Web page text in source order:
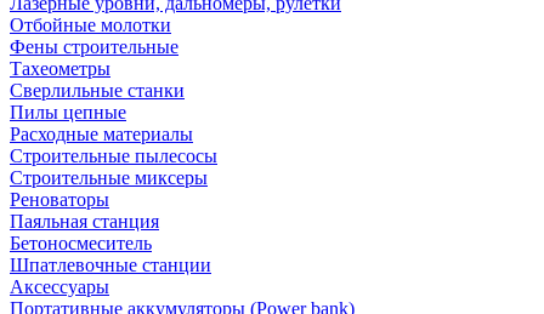
Отбойные молотки
Фены строительные
Тахеометры
Сверлильные станки
Пилы цепные
Расходные материалы
Строительные пылесосы
Строительные миксеры
Реноваторы
Паяльная станция
Бетоносмеситель
Шпатлевочные станции
Аксессуары
Портативные аккумуляторы (Power bank)